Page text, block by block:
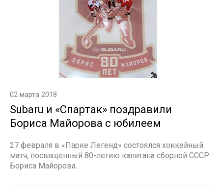
02 марта 2018
Subaru и «Спартак» поздравили
Бориса Майорова с юбилеем
27 февраля в «Парке Легенд» состоялся хоккейный
матч, посвященный 80-летию капитана сборной СССР
Бориса Майорова.